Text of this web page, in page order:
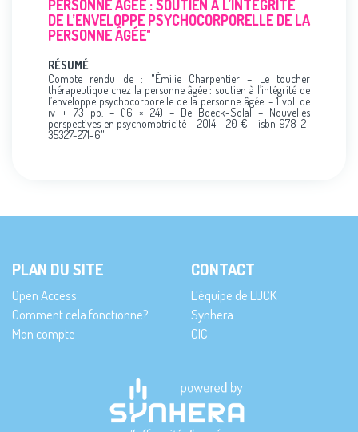
PERSONNE ÂGÉE : SOUTIEN À L’INTÉGRITÉ
DE L’ENVELOPPE PSYCHOCORPORELLE DE LA
PERSONNE ÂGÉE"
RÉSUMÉ
Compte rendu de : "Émilie Charpentier – Le toucher
thérapeutique chez la personne âgée : soutien à l’intégrité de
l’enveloppe psychocorporelle de la personne âgée. – 1 vol. de
iv + 73 pp. – (16 × 24) – De Boeck-Solal – Nouvelles
perspectives en psychomotricité – 2014 – 20 € – isbn 978-2-
35327-271-6"
PLAN DU SITE
Open Access
Comment cela fonctionne?
Mon compte
CONTACT
L’équipe de LUCK
Synhera
CIC